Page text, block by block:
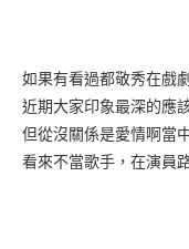
如果有看過都敬秀在戲
近期大家印象最深的應
但從沒關係是愛情啊當
看來不當歌手，在演員